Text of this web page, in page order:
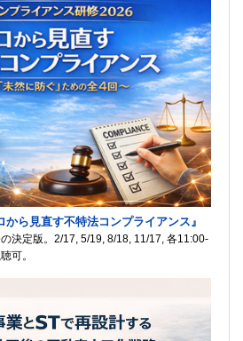
ら見直す不特法コンプライアンス』
決定版。2/17, 5/19, 8/18, 11/17, 各11:00-
可。